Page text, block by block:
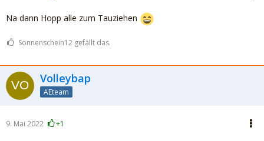
Na dann Hopp alle zum Tauziehen
Sonnenschein12 gefällt das.
Volleybap
AEteam
9. Mai 2022 +1